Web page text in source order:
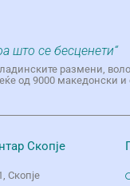
што се бесценети“
размени,
од 9000 македонски и
Скопје
Скопје